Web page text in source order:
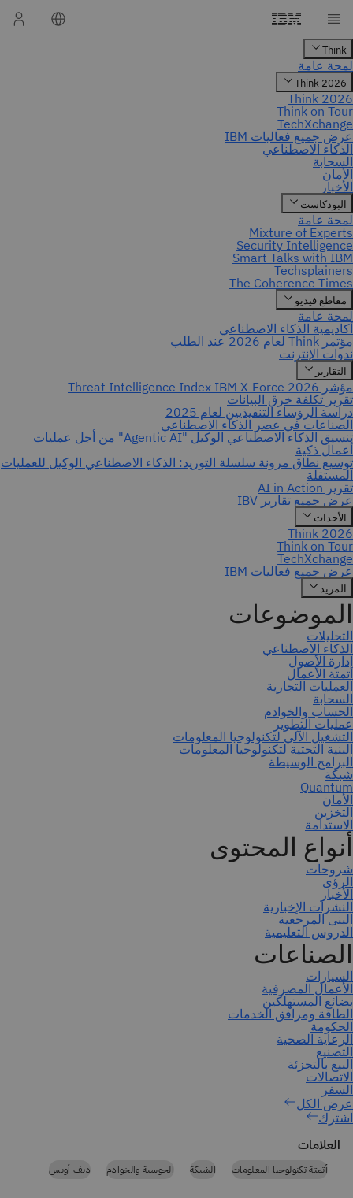
اشترك
العلامات
أتمتة تكنولوجيا المعلومات الشبكة الحوسبة والخوادم ديف أوبس